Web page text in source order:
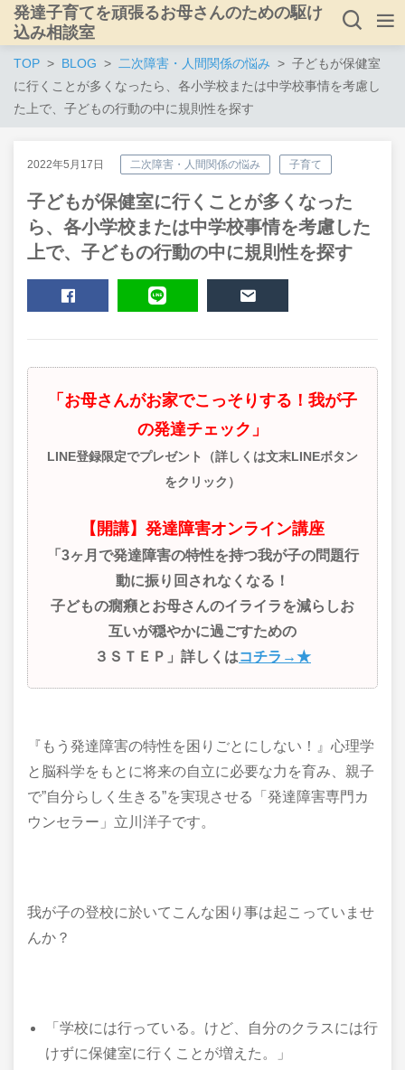
発達子育てを頑張るお母さんのための駆け
込み相談室
TOP BLOG 二次障害・人間関係の悩み
子どもが保健室
に行くことが多くなったら、各小学校または中学校事情を考慮し
た上で、子どもの行動の中に規則性を探す
2022年5月17日 二次障害・人間関係の悩み 子育て
子どもが保健室に行くことが多くなった
ら、各小学校または中学校事情を考慮した
上で、子どもの行動の中に規則性を探す
「お母さんがお家でこっそりする！我が子
の発達チェック」
LINE登録限定でプレゼント（詳しくは文末LINEボタン
をクリック）
【開講】発達障害オンライン講座
「3ヶ月で発達障害の特性を持つ我が子の問題行
動に振り回されなくなる！
子どもの癇癪とお母さんのイライラを減らしお
互いが穏やかに過ごすための
３ＳＴＥＰ」詳しくはコチラ→★
『もう発達障害の特性を困りごとにしない！』心理学
と脳科学をもとに将来の自立に必要な力を育み、親子
で”自分らしく生きる”を実現させる「発達障害専門カ
ウンセラー」立川洋子です。
我が子の登校に於いてこんな困り事は起こっていませ
んか？
「学校には行っている。けど、自分のクラスには行
けずに保健室に行くことが増えた。」